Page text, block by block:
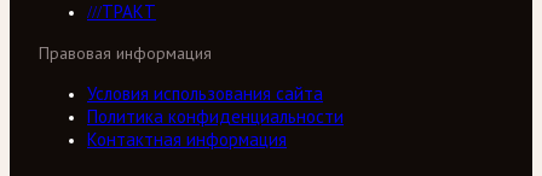
///ТРАКТ
Правовая информация
Условия использования сайта
Политика конфиденциальности
Контактная информация